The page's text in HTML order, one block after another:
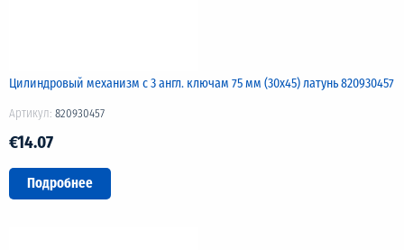
Цилиндровый механизм с 3 англ. ключам 75 мм (30х45) латунь 820930457
Артикул: 820930457
€14.07
Подробнее